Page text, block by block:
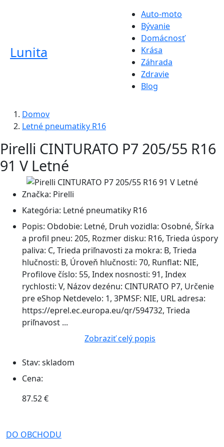
Lunita
Auto-moto
Bývanie
Domácnosť
Krása
Záhrada
Zdravie
Blog
Domov
Letné pneumatiky R16
Pirelli CINTURATO P7 205/55 R16
91 V Letné
Značka: Pirelli
Kategória: Letné pneumatiky R16
Popis: Obdobie: Letné, Druh vozidla: Osobné, Šírka
a profil pneu: 205, Rozmer disku: R16, Trieda úspory
paliva: C, Trieda priľnavosti za mokra: B, Trieda
hlučnosti: B, Úroveň hlučnosti: 70, Runflat: NIE,
Profilove číslo: 55, Index nosnosti: 91, Index
rychlosti: V, Názov dezénu: CINTURATO P7, Určenie
pre eShop Netdevelo: 1, 3PMSF: NIE, URL adresa:
https://eprel.ec.europa.eu/qr/594732, Trieda
priľnavost ...
Zobraziť celý popis
Stav: skladom
Cena:
87.52 €
DO OBCHODU